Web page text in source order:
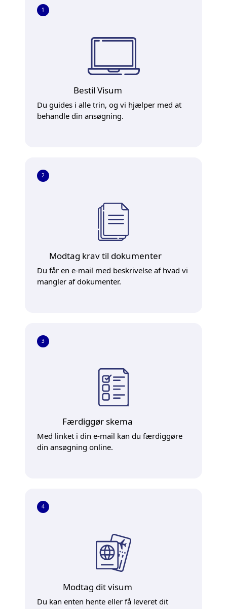
1
Bestil Visum
Du guides i alle trin, og vi hjælper med at
behandle din ansøgning.
2
Modtag krav til dokumenter
Du får en e-mail med beskrivelse af hvad vi
mangler af dokumenter.
3
Færdiggør skema
Med linket i din e-mail kan du færdiggøre
din ansøgning online.
4
Modtag dit visum
Du kan enten hente eller få leveret dit